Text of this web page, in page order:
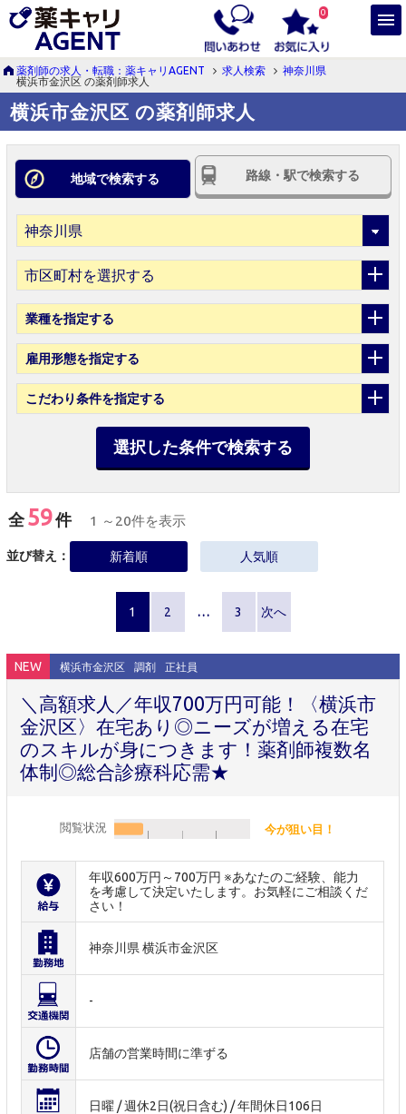
0
薬剤師の求人・転職：薬キャリAGENT 求人検索
神奈川県
横浜市金沢区 の薬剤師求人
横浜市金沢区 の薬剤師求人
地域で検索する 路線・駅で検索する
市区町村を選択する
業種を指定する
雇用形態を指定する
こだわり条件を指定する
選択した条件で検索する
全59件 1 ～20件を表示
並び替え： 新着順 人気順
1 2 … 3 次へ
NEW 横浜市金沢区 調剤 正社員
＼高額求人／年収700万円可能！〈横浜市
金沢区〉在宅あり◎ニーズが増える在宅
のスキルが身につきます！薬剤師複数名
体制◎総合診療科応需★
閲覧状況 今が狙い目！
年収600万円～700万円 ※あなたのご経験、能力
を考慮して決定いたします。お気軽にご相談くだ
さい！
神奈川県 横浜市金沢区
-
店舗の営業時間に準ずる
日曜 / 週休2日(祝日含む) / 年間休日106日